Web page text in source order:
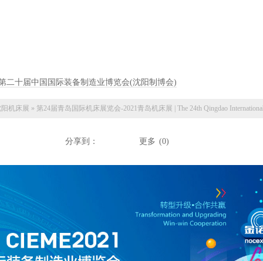
二十届中国国际装备制造业博览会(沈阳制博会)
机床展 » 第24届青岛国际机床展览会-2021青岛机床展 | The 24th Qingdao
分享到： 更多 (0)